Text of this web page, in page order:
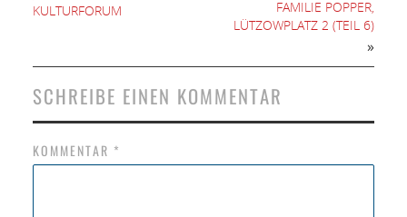
KULTURFORUM
FAMILIE POPPER,
LÜTZOWPLATZ 2 (TEIL 6)
»
SCHREIBE EINEN KOMMENTAR
KOMMENTAR *